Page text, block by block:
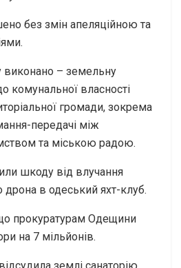
без змін апеляційною та
виконано – земельну
комунальної власності
громади, зокрема
передачі між
та міською радою.
шкоду від влучання
дрона в одеський яхт-клуб.
прокуратурам Одещини
на 7 мільйонів.